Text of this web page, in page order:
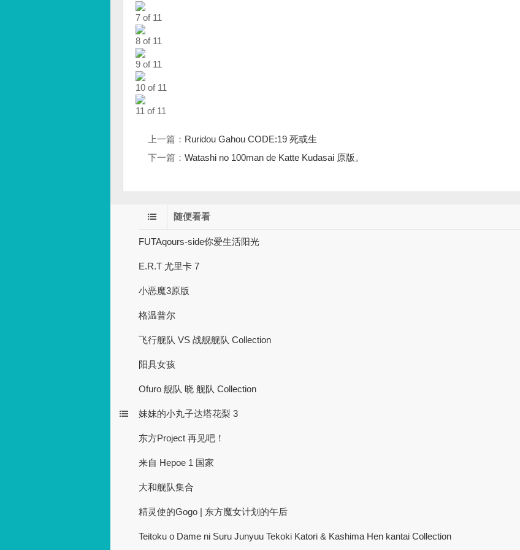
7 of 11
8 of 11
9 of 11
10 of 11
11 of 11
上一篇： Ruridou Gahou CODE:19 死或生
下一篇： Watashi no 100man de Katte Kudasai 原版。
随便看看
FUTAqours-side你爱生活阳光
E.R.T 尤里卡 7
小恶魔3原版
格温普尔
飞行舰队 VS 战舰舰队 Collection
阳具女孩
Ofuro 舰队 晓 舰队 Collection
妹妹的小丸子达塔花梨 3
东方Project 再见吧！
来自 Hepoe 1 国家
大和舰队集合
精灵使的Gogo | 东方魔女计划的午后
Teitoku o Dame ni Suru Junyuu Tekoki Katori & Kashima Hen kantai Collection